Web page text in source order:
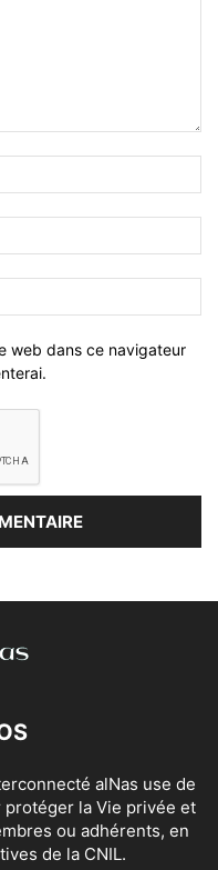
web dans ce navigateur
alNas use de
la Vie privée et
ou adhérents, en
de la CNIL.